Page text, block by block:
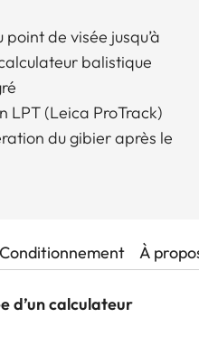
de visée jusqu’à
balistique
LPT (Leica ProTrack)
du gibier après le
Conditionnement À
d’un calculateur